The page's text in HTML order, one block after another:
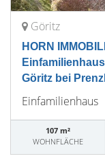
Göritz
HORN
Göritz bei
Einfamilienhaus
107 m²
WOHNFLÄCHE